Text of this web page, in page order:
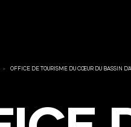
OFFICE DE TOURISME DU CŒUR DU BASSIN